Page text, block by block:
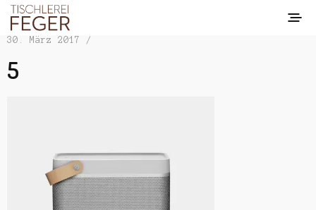
30. März 2017 /
5